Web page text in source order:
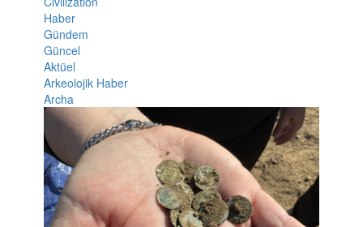
Haber
Gündem
Güncel
Aktüel
Arkeolojik Haber
Archa